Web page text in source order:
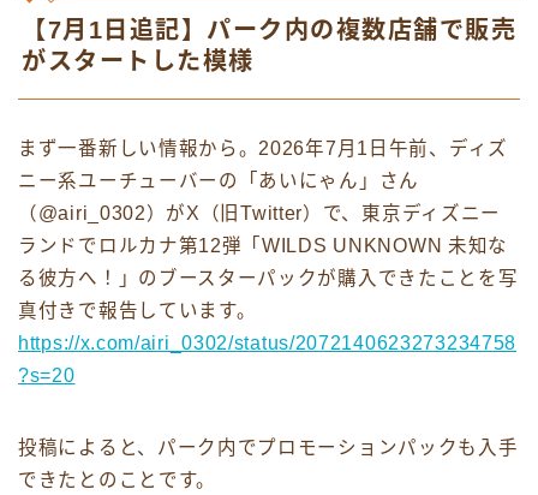
【7月1日追記】パーク内の複数店舗で販売
がスタートした模様
まず一番新しい情報から。2026年7月1日午前、ディズ
ニー系ユーチューバーの「あいにゃん」さん
（@airi_0302）がX（旧Twitter）で、東京ディズニー
ランドでロルカナ第12弾「WILDS UNKNOWN 未知な
る彼方へ！」のブースターパックが購入できたことを写
真付きで報告しています。
https://x.com/airi_0302/status/2072140623273234758
?s=20
投稿によると、パーク内でプロモーションパックも入手
できたとのことです。